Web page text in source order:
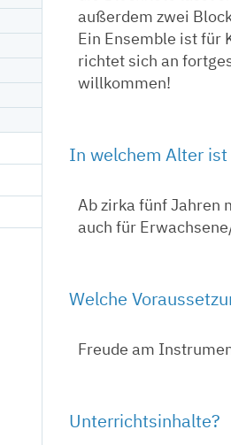
außerdem zwei
Ein Ensemble ist für
richtet sich an
willkommen!
In welchem Alter
Ab zirka fünf Jahren
auch für
Welche
Freude am
Unterrichtsinhalte?